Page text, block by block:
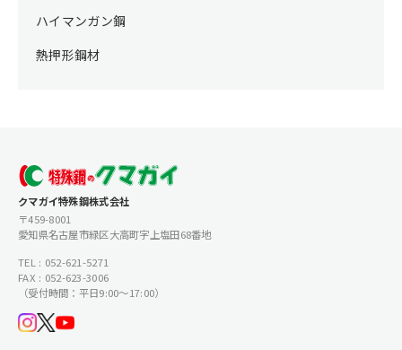
ハイマンガン鋼
熱押形鋼材
クマガイ特殊鋼株式会社
〒459-8001
愛知県名古屋市緑区大高町字上塩田68番地
TEL : 052-621-5271
FAX : 052-623-3006
（受付時間：平日9:00〜17:00）